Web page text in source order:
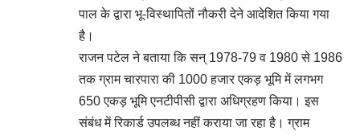
पाल के द्वारा भू-विस्थापितों नौकरी देने आदेशित किया गया
है।
राजन पटेल ने बताया कि सन् 1978-79 व 1980 से 1986
तक ग्राम चारपारा की 1000 हजार एकड़ भूमि में लगभग
650 एकड़ भूमि एनटीपीसी द्वारा अधिग्रहण किया। इस
संबंध में रिकार्ड उपलब्ध नहीं कराया जा रहा है। ग्राम